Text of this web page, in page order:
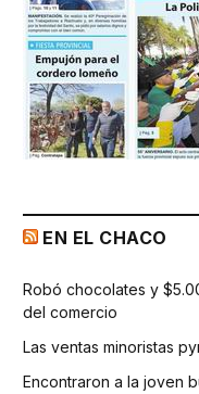
EN EL CHACO
Robó chocolates y
del comercio
Las ventas minoristas
Encontraron a la joven